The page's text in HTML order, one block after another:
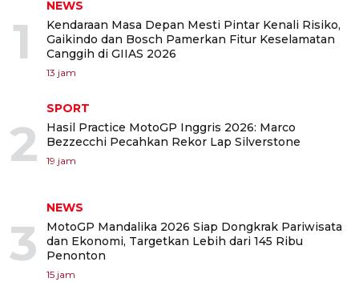
1
NEWS
Kendaraan Masa Depan Mesti Pintar Kenali Risiko,
Gaikindo dan Bosch Pamerkan Fitur Keselamatan
Canggih di GIIAS 2026
13 jam
2
SPORT
Hasil Practice MotoGP Inggris 2026: Marco
Bezzecchi Pecahkan Rekor Lap Silverstone
19 jam
3
NEWS
MotoGP Mandalika 2026 Siap Dongkrak Pariwisata
dan Ekonomi, Targetkan Lebih dari 145 Ribu
Penonton
15 jam